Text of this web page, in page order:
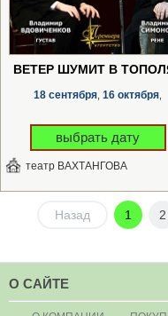
ВЕТЕР ШУМИТ В
18 сентября 16 октября
выбрать дату
театр ВАХТАНГОВА
Назад 1 2
О САЙТЕ